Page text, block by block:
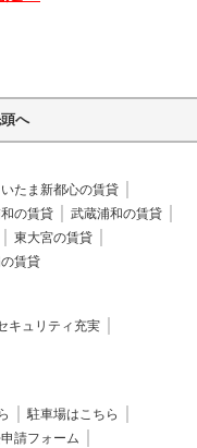
へ
たま新都心の賃貸
の賃貸
武蔵浦和の賃貸
東大宮の賃貸
賃貸
キュリティ充実
駐車場はこちら
請フォーム